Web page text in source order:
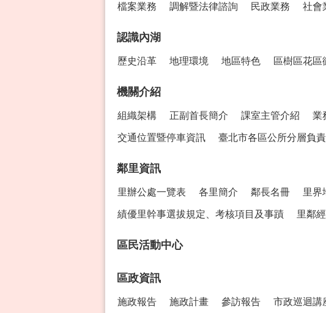
檔案業務 調解暨法律諮詢 民政業務 社會
認識內湖
歷史沿革 地理環境 地區特色 區樹區花區
機關介紹
組織架構 正副首長簡介 課室主管介紹 業
交通位置暨停車資訊 臺北市各區公所分層負
鄰里資訊
里辦公處一覽表 各里簡介 鄰長名冊 里界
績優里幹事選拔規定、考核項目及事蹟 里鄰
區民活動中心
區政資訊
施政報告 施政計畫 參訪報告 市政巡迴講